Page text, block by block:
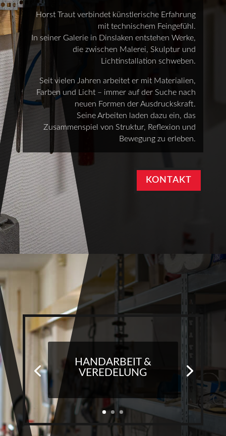
Horst Traut verbindet künstlerische Erfahrung
mit technischem Feingefühl.
In seiner Galerie in Dinslaken entstehen Werke,
die zwischen Malerei, Skulptur und
Lichtinstallation schweben.
Seit vielen Jahren arbeitet er mit Materialien,
Farben und Licht – immer auf der Suche nach
neuen Formen der Ausdruckskraft.
Seine Arbeiten laden dazu ein, das
Zusammenspiel von Struktur, Reflexion und
Bewegung zu erleben.
KONTAKT
HANDARBEIT &
VEREDELUNG